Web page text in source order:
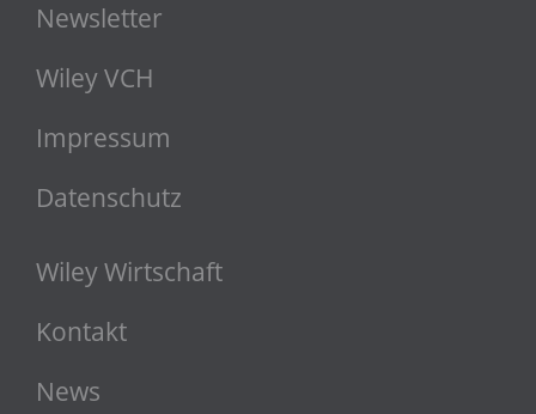
Newsletter
Wiley VCH
Impressum
Datenschutz
Wiley Wirtschaft
Kontakt
News